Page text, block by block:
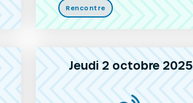
Rencontre
Jeudi 2 octobre 2025